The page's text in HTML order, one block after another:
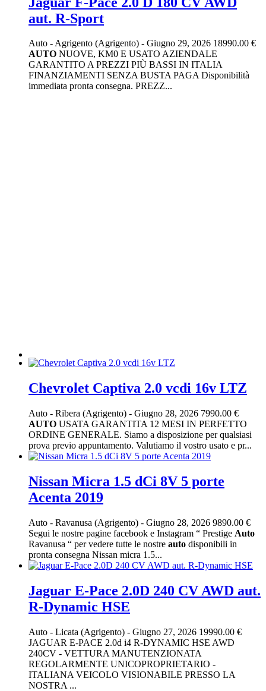
aut. R-Sport
Auto -Agrigento (Agrigento) - Giugno 29, 2026 18990.00 €
AUTO NUOVE, KM0 E USATO AZIENDALE
GARANTITO A PREZZI PIÙ BASSI IN ITALIA
FINANZIAMENTI SENZA BUSTA PAGA Disponibilità
immediata pronta consegna. PREZZ...
Chevrolet Captiva 2.0 vcdi 16v LTZ
Auto - Ribera (Agrigento) - Giugno 28, 2026 7990.00 €
AUTO USATA GARANTITA 12 MESI IN PERFETTO
ORDINE GENERALE. Siamo a disposizione per qualsiasi
prova previo appuntamento. Valutiamo il vostro usato e pr...
Nissan Micra 1.5 dCi 8V 5 porte
Acenta 2019
Auto - Ravanusa (Agrigento) - Giugno 28, 2026 9890.00 €
Segui le nostre pagine facebook e Instagram “ Prestige Auto
Ravanusa “ per vedere tutte le nostre auto disponibili in
pronta consegna Nissan micra 1.5...
Jaguar E-Pace 2.0D 240 CV AWD aut.
R-Dynamic HSE
Auto - Licata (Agrigento) - Giugno 27, 2026 19990.00 €
JAGUAR E-PACE 2.0d i4 R-DYNAMIC HSE AWD
240CV - VETTURA MANUTENZIONATA
REGOLARMENTE UNICOPROPRIETARIO -
ITALIANA VEICOLO VISIONABILE PRESSO LA
NOSTRA ...